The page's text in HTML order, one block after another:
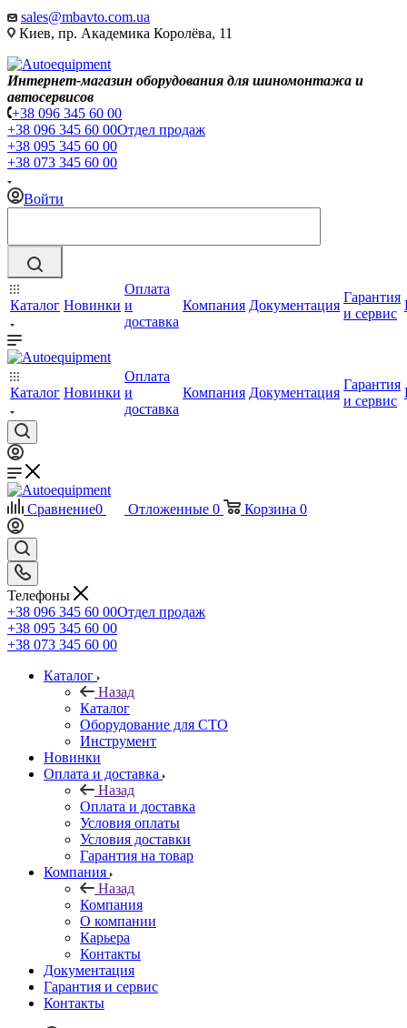
sales@mbavto.com.ua
Киев, пр. Академика Королёва, 11
Интернет-магазин оборудования для шиномонтажа и
автосервисов
+38 096 345 60 00
+38 096 345 60 00Отдел продаж
+38 095 345 60 00
+38 073 345 60 00
Войти
Каталог Новинки
Оплата
и
доставка
Компания Документация
Гарантия
и сервис
Каталог Новинки
Оплата
и
доставка
Компания Документация
Гарантия
и сервис
Сравнение0 Отложенные 0 Корзина 0
Телефоны
+38 096 345 60 00Отдел продаж
+38 095 345 60 00
+38 073 345 60 00
Каталог
Назад
Каталог
Оборудование для СТО
Инструмент
Новинки
Оплата и доставка
Назад
Оплата и доставка
Условия оплаты
Условия доставки
Гарантия на товар
Компания
Назад
Компания
О компании
Карьера
Контакты
Документация
Гарантия и сервис
Контакты